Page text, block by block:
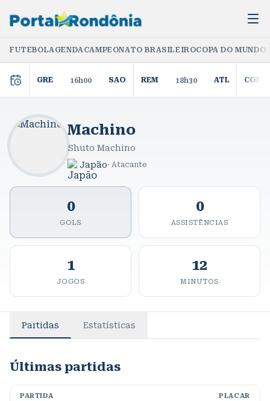
FUTEBOLAGENDACAMPEONATO BRASILEIROCOPA DO
GRE 16h00 SAO REM 18h30 ATL COR
Machino
Shuto Machino
Japão· Atacante
0
GOLS
0
ASSISTÊNCIAS
1
JOGOS
12
MINUTOS
Partidas Estatísticas
Últimas partidas
PARTIDA PLACAR